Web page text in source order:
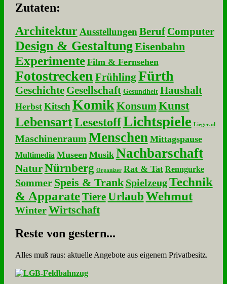
Zu­ta­ten:
Architektur Ausstellungen Beruf Computer
Design & GestaltungEisenbahn
Experimente Film & Fernsehen
Fotostrecken Frühling Fürth
Geschichte Gesellschaft Gesundheit Haushalt
Herbst Kitsch KomikKonsumKunst
LebensartLesestoffLichtspiele Liegerad
Maschinenraum Menschen Mittagspause
Multimedia Museen Musik Nachbarschaft
NaturNürnberg Organizer Rat & Tat Renngurke
Sommer Speis & Trank Spielzeug Technik
& Apparate Tiere UrlaubWehmut
Winter Wirtschaft
Re­ste von ge­stern...
Alles muß raus: aktuelle An­ge­bo­te aus eigenem Privatbesitz.